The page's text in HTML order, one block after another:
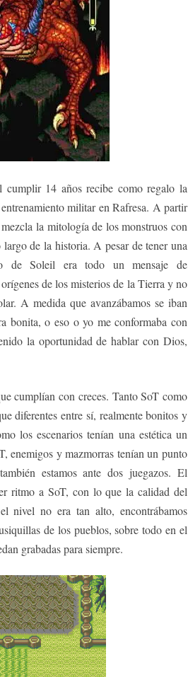
cumplir 14 años recibe como regalo la
militar en Rafresa. A partir
la mitología de los monstruos con
de la historia. A pesar de tener una
de Soleil era todo un mensaje de
de los misterios de la Tierra y no
A medida que avanzábamos se iban
bonita, o eso o yo me conformaba con
la oportunidad de hablar con Dios,
cumplían con creces. Tanto SoT como
diferentes entre sí, realmente bonitos y
los escenarios tenían una estética un
enemigos y mazmorras tenían un punto
estamos ante dos juegazos. El
ritmo a SoT, con lo que la calidad del
nivel no era tan alto, encontrábamos
de los pueblos, sobre todo en el
grabadas para siempre.